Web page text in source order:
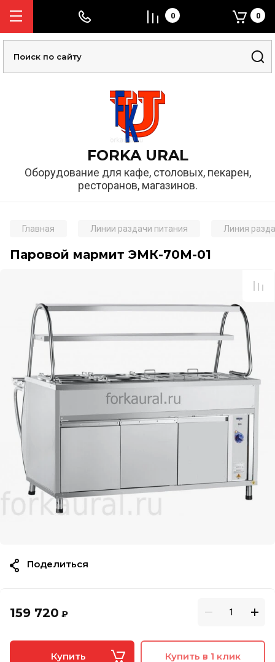
FORKA URAL
Оборудование для кафе, столовых, пекарен,
ресторанов, магазинов.
0 0
Главная Линии раздачи питания Линия
Паровой мармит ЭМК-70М-01
159 720 ₽
Купить Купить в 1 клик
Поделиться